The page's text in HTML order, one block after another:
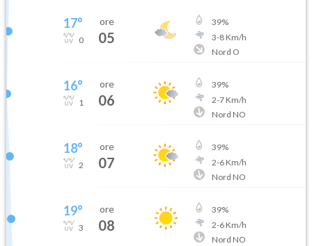
17°
0
ore
05
39%
3-8Km/h
Nord O
16°
1
ore
06
39%
2-7Km/h
Nord NO
18°
2
ore
07
39%
2-6Km/h
Nord NO
19°
3
ore
08
39%
2-6Km/h
Nord NO